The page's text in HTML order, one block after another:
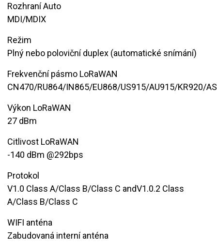
Rozhraní Auto
MDI/MDIX
Režim
​Plný nebo poloviční duplex (automatické snímání)
Frekvenční pásmo LoRaWAN
CN470/RU864/IN865/EU868/US915/AU915/KR920/
Výkon LoRaWAN
27 dBm
Citlivost LoRaWAN
-140 dBm @292bps
Protokol
V1.0 Class A/Class B/Class C andV1.0.2 Class
A/Class B/Class C
WIFI anténa
Zabudovaná interní anténa